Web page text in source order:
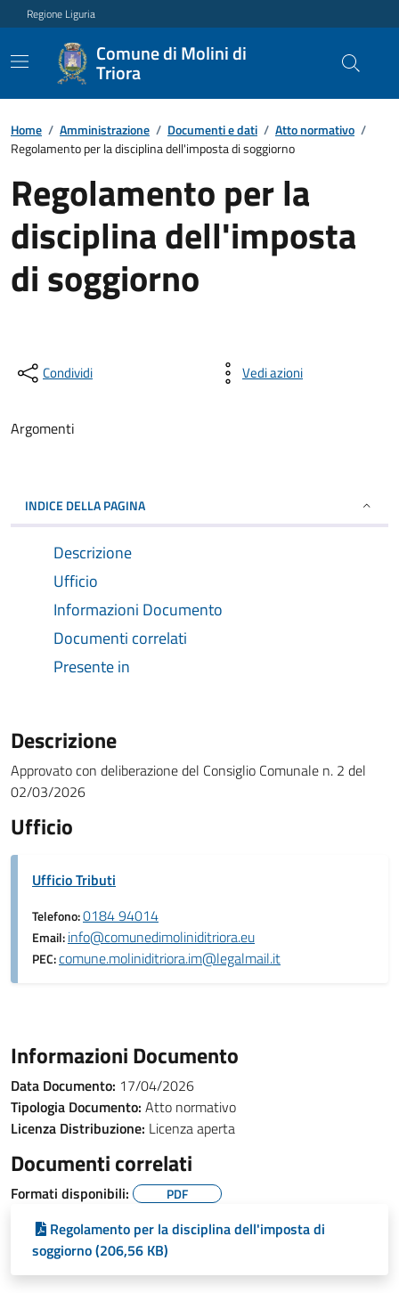
Regione Liguria
Comune di Molini di
Triora
Home / Amministrazione / Documenti e dati / Atto normativo /
Regolamento per la disciplina dell'imposta di soggiorno
Regolamento per la
disciplina dell'imposta
di soggiorno
Condividi Vedi azioni
Argomenti
INDICE DELLA PAGINA
Descrizione
Ufficio
Informazioni Documento
Documenti correlati
Presente in
Descrizione
Approvato con deliberazione del Consiglio Comunale n. 2 del
02/03/2026
Ufficio
Ufficio Tributi
Telefono:0184 94014
Email:info@comunedimoliniditriora.eu
PEC:comune.moliniditriora.im@legalmail.it
Informazioni Documento
Data Documento: 17/04/2026
Tipologia Documento: Atto normativo
Licenza Distribuzione: Licenza aperta
Documenti correlati
Formati disponibili: PDF
Regolamento per la disciplina dell'imposta di
soggiorno (206,56 KB)